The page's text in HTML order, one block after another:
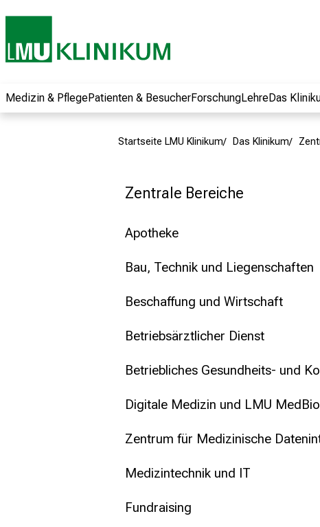
Medizin & PflegePatienten & BesucherForschungLehreDas
Startseite LMU Klinikum Das Klinikum
Zentrale Bereiche
Apotheke
Bau, Technik und Liegenschaften
Beschaffung und Wirtschaft
Betriebsärztlicher Dienst
Betriebliches Gesundheits- und
Digitale Medizin und LMU
Zentrum für Medizinische
Medizintechnik und IT
Fundraising
Informationen zu
Jobs, Ausbildungen
Weiterbildungen.
Kommen Sie
begeistern – ganz
ohne Anmeldung.
mehr Informationen